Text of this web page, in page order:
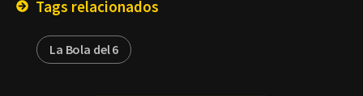
Tags relacionados
La Bola del 6